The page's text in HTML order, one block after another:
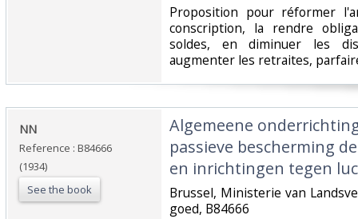
‎Proposition pour réformer
conscription, la rendre
soldes, en diminuer les
augmenter les retraites,
‎NN‎
Reference : B84666
(1934)
See the book
‎Algemeene
passieve bescherming
en inrichtingen tegen
‎Brussel, Ministerie van
goed, B84666‎